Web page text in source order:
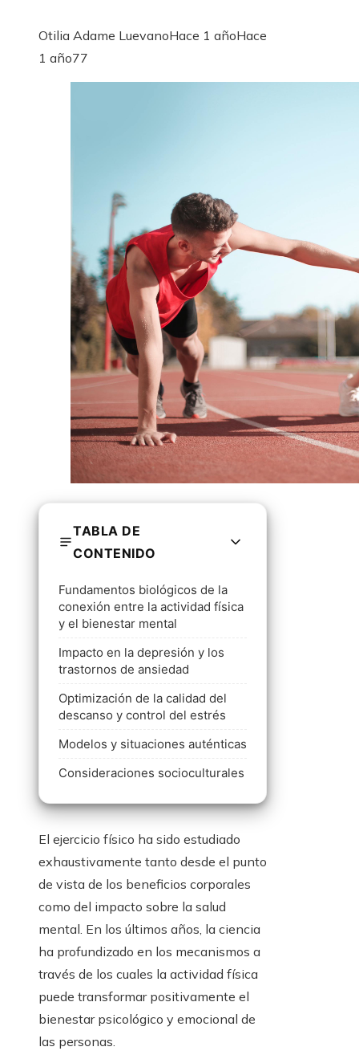
Otilia Adame LuevanoHace 1 añoHace
1 año77
TABLA DE
CONTENIDO
Fundamentos biológicos de la
conexión entre la actividad física
y el bienestar mental
Impacto en la depresión y los
trastornos de ansiedad
Optimización de la calidad del
descanso y control del estrés
Modelos y situaciones auténticas
Consideraciones socioculturales
El ejercicio físico ha sido estudiado
exhaustivamente tanto desde el punto
de vista de los beneficios corporales
como del impacto sobre la salud
mental. En los últimos años, la ciencia
ha profundizado en los mecanismos a
través de los cuales la actividad física
puede transformar positivamente el
bienestar psicológico y emocional de
las personas.